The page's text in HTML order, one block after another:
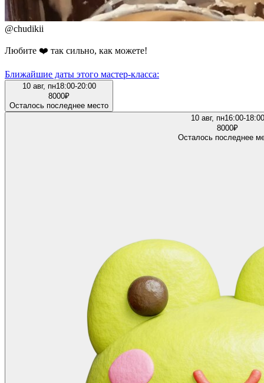
@chudikii
Любите ❤️ так сильно, как можете!
Ближайшие даты этого мастер‑класса:
10 авг, пн18:00-20:00
8000₽
Осталось последнее место
10 авг, пн16:00-18:00
8000₽
Осталось последнее